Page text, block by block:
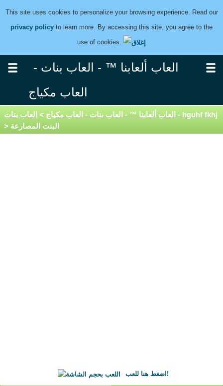
This site uses cookies to personalize your browsing experience. Read our
privacy policy to learn more. By accessing this site, you agree to the
use of cookies.
العاب ألعابنا ™ - العاب بنات -
العاب مكياج
العاب ألعابنا ™ - العاب بنات - العاب مكياج >
العاب بنات - hguhf fkhj
> البنت المصارعة
اضغط هنا للعب!